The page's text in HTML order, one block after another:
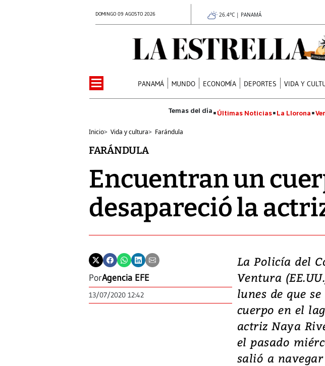
DOMINGO 09 AGOSTO 2026 26.4°C | PANAMÁ
PANAMÁ MUNDO ECONOMÍA DEPORTES VIDA Y
Últimas Noticias La Llorona
Inicio> Vida y cultura> Farándula
FARÁNDULA
Encuentran un
desapareció la
PorAgencia EFE
13/07/2020 12:42
La Policía del
Ventura
lunes de que
cuerpo en el
actriz Naya
el pasado
salió a
Video:
en
tierras